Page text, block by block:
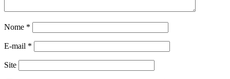
Nome *
E-mail *
Site